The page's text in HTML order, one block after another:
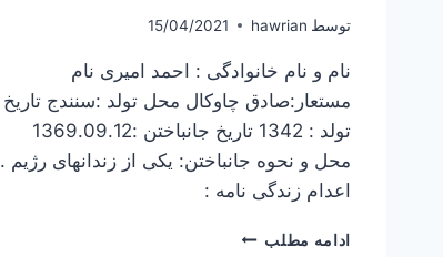
توسط hawrian
15/04/2021
نام و نام خانوادگی : احمد امیری نام
مستعار:صادق چاوکال محل تولد :سنندج تاریخ
تولد : 1342 تاریخ جانباختن :1369.09.12
محل و نحوه جانباختن: یکی از زندانهای رژیم .
اعدام زندگی نامه :
ادامه مطلب احمد